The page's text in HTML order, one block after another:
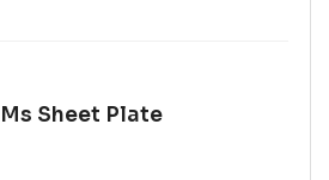
Ms Sheet Plate